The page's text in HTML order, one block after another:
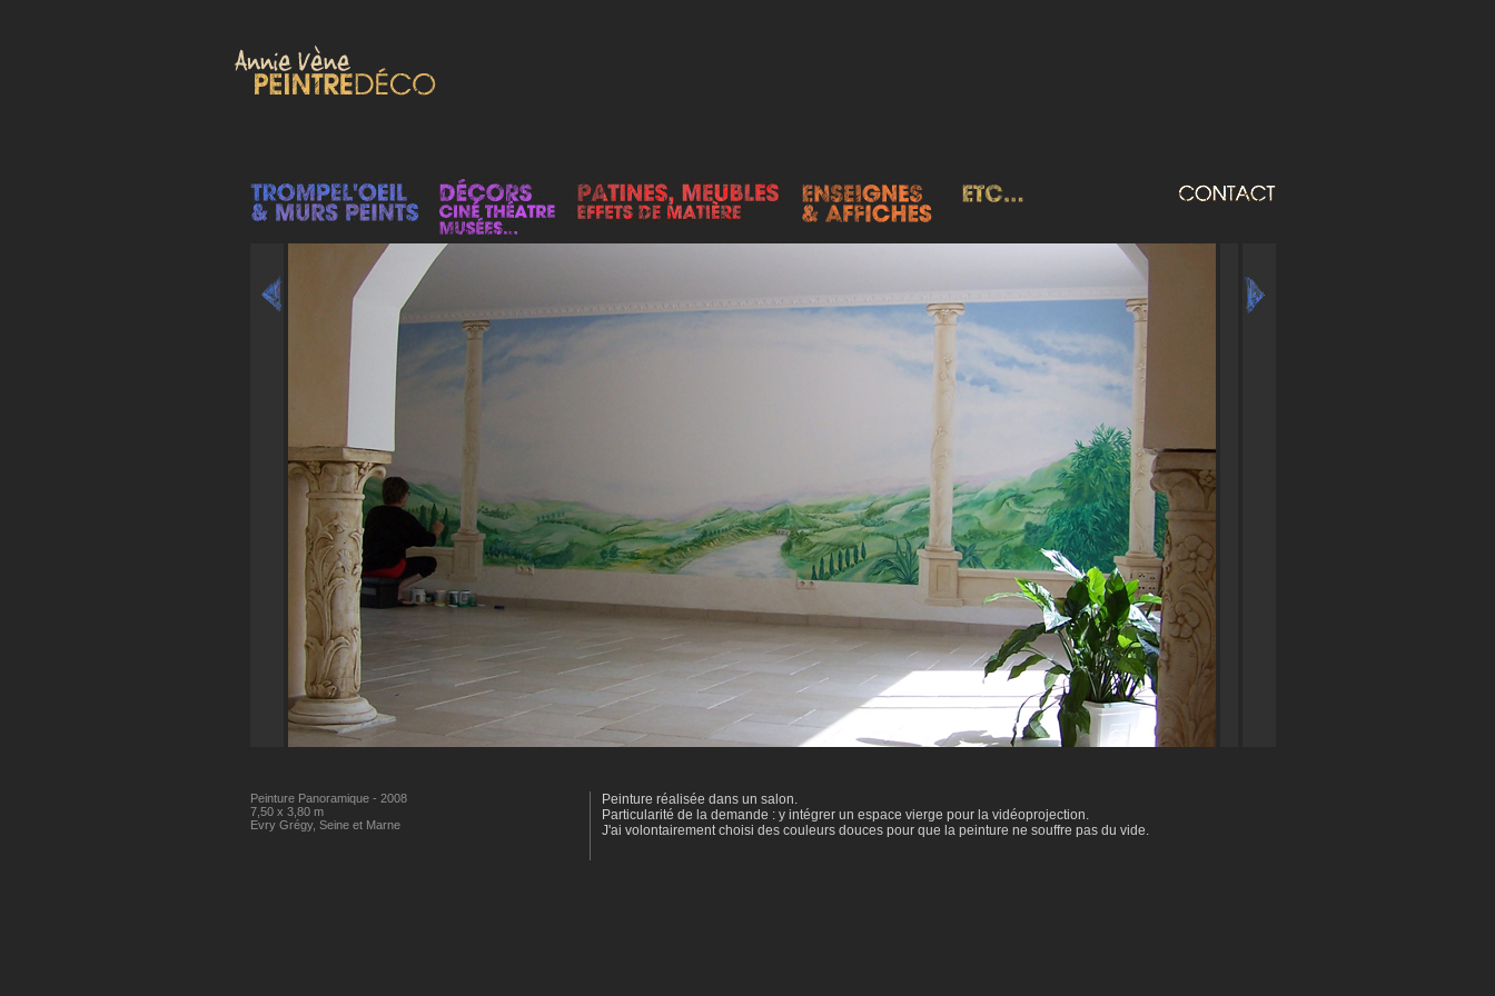
Peinture Panoramique - 2008
7,50 x 3,80 m
Evry Grégy, Seine et Marne
Peinture réalisée dans un salon.
Particularité de la demande : y intégrer un espace vierge pour la vidéoprojection.
J'ai volontairement choisi des couleurs douces pour que la peinture ne souffre pas du vide.